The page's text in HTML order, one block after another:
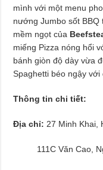
mình với một menu
nướng Jumbo sốt
mềm ngọt của
miếng Pizza nóng hổi
bánh giòn độ dày vừa
Spaghetti béo ngậy
Thông tin chi tiết:
Địa chỉ: 27 Minh Khai,
111C Văn Cao,